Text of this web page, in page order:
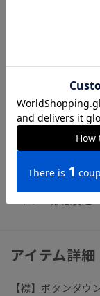
向上。脇やアーム
芯地を挟み込んだ
3BLOCK（トリプ
プルブロック！
【参考情報】
◆スーツに合うワ
いシャツの選び方
ビジネス ワイ
ーケア 形態安定
アイテム詳細
【襟】ボタンダウ